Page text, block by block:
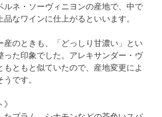
ルネ・ソーヴィニヨンの産地で、中で
なワインに仕上がるといいます。
産のときも、「どっしり甘濃い」とい
った印象でした。アレキサンダー・ヴ
もともと似ていたので、産地変更によ
です。